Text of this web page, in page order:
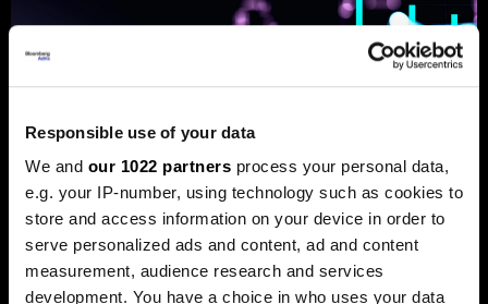
Responsible use of your data
We and our 1022 partners process your personal data,
e.g. your IP-number, using technology such as cookies to
store and access information on your device in order to
serve personalized ads and content, ad and content
measurement, audience research and services
development. You have a choice in who uses your data